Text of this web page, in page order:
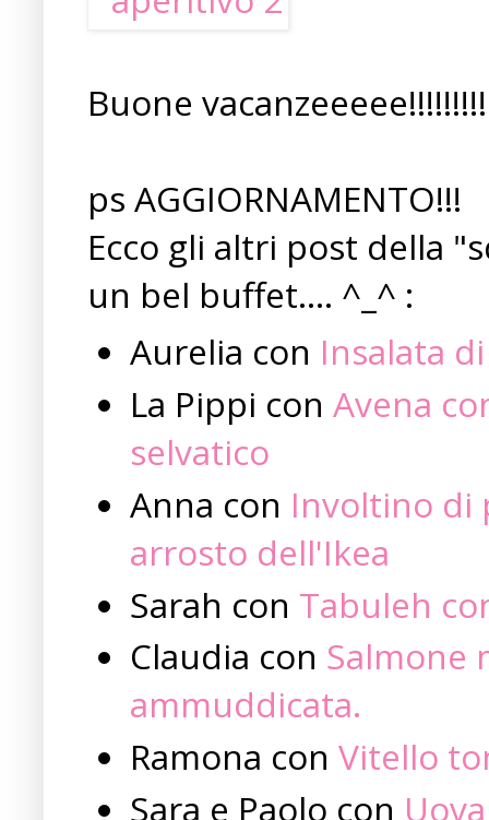
Buone
ps AGGIORNAMENTO!!!
Ecco gli altri post della
un bel buffet.... ^_^ :
Aurelia con Insalata
La Pippi con Avena
selvatico
Anna con Involtino di
arrosto dell'Ikea
Sarah con Tabuleh
Claudia con Salmone
ammuddicata.
Ramona con Vitello
Sara e Paolo con